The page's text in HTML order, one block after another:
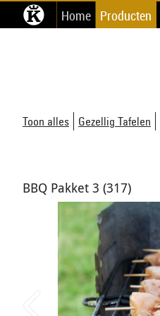
Home Producten
Toon alles Gezellig Tafelen
BBQ Pakket 3 (317)